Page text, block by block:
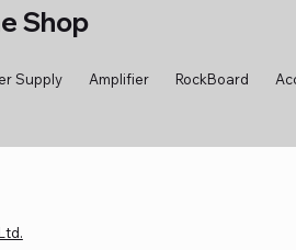
Shop
Supply Amplifier RockBoard